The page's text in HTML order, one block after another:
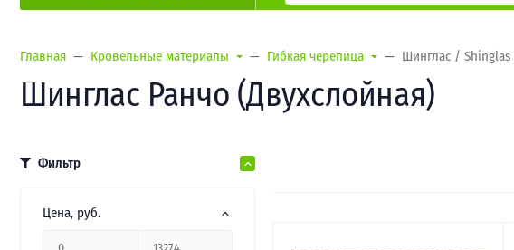
Главная Кровельные материалы Гибкая черепица Шинглас /
Шинглас Ранчо (Двухслойная)
Фильтр
Цена, руб.